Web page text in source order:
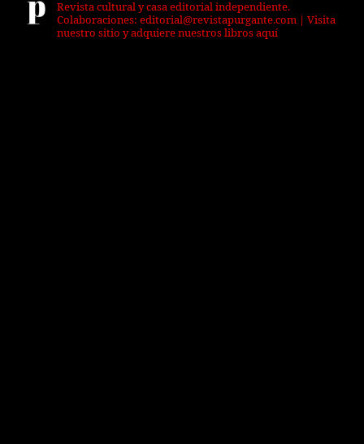
Revista cultural y casa editorial independiente.
Colaboraciones: editorial@revistapurgante.com | Visita
nuestro sitio y adquiere nuestros libros aquí